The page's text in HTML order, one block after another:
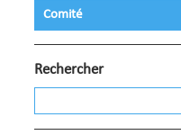
Comité
Rechercher